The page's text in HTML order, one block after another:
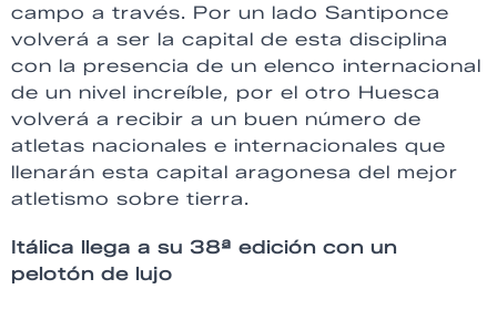
campo a través. Por un lado Santiponce
volverá a ser la capital de esta disciplina
con la presencia de un elenco internacional
de un nivel increíble, por el otro Huesca
volverá a recibir a un buen número de
atletas nacionales e internacionales que
llenarán esta capital aragonesa del mejor
atletismo sobre tierra.
Itálica llega a su 38ª edición con un
pelotón de lujo